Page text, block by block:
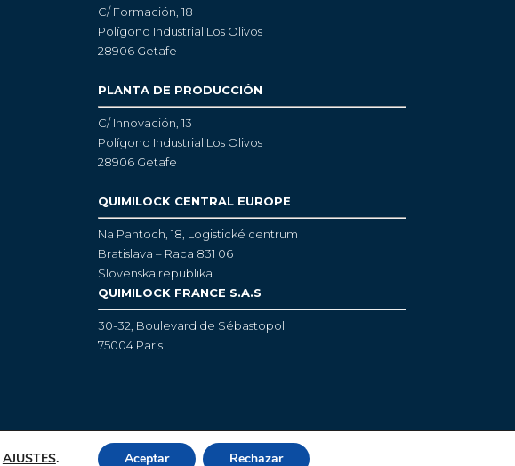
C/ Formación, 18
Polígono Industrial Los Olivos
28906 Getafe
PLANTA DE PRODUCCIÓN
C/ Innovación, 13
Polígono Industrial Los Olivos
28906 Getafe
QUIMILOCK CENTRAL EUROPE
Na Pantoch, 18, Logistické centrum
Bratislava – Raca 831 06
Slovenska republika
QUIMILOCK FRANCE S.A.S
30-32, Boulevard de Sébastopol
75004 París
© 2021 Quimilock. Todos los derechos reservados.
AJUSTES. Aceptar Rechazar